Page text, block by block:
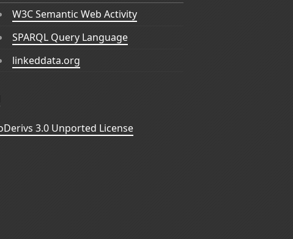
W3C Semantic Web Activity
SPARQL Query Language
linkeddata.org
3.0 Unported License